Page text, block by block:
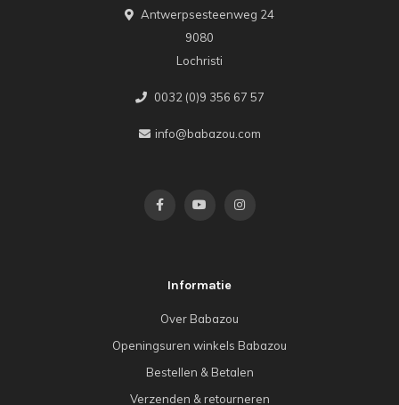
Antwerpsesteenweg 24
9080
Lochristi
0032 (0)9 356 67 57
info@babazou.com
Informatie
Over Babazou
Openingsuren winkels Babazou
Bestellen & Betalen
Verzenden & retourneren